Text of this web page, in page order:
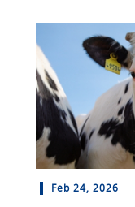
Feb 24, 2026